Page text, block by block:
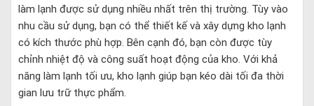
làm lạnh được sử dụng nhiều nhất trên thị trường. Tùy vào
nhu cầu sử dụng, bạn có thể thiết kế và xây dựng kho lạnh
có kích thước phù hợp. Bên cạnh đó, bạn còn được tùy
chỉnh nhiệt độ và công suất hoạt động của kho. Với khả
năng làm lạnh tối ưu, kho lạnh giúp bạn kéo dài tối đa thời
gian lưu trữ thực phẩm.